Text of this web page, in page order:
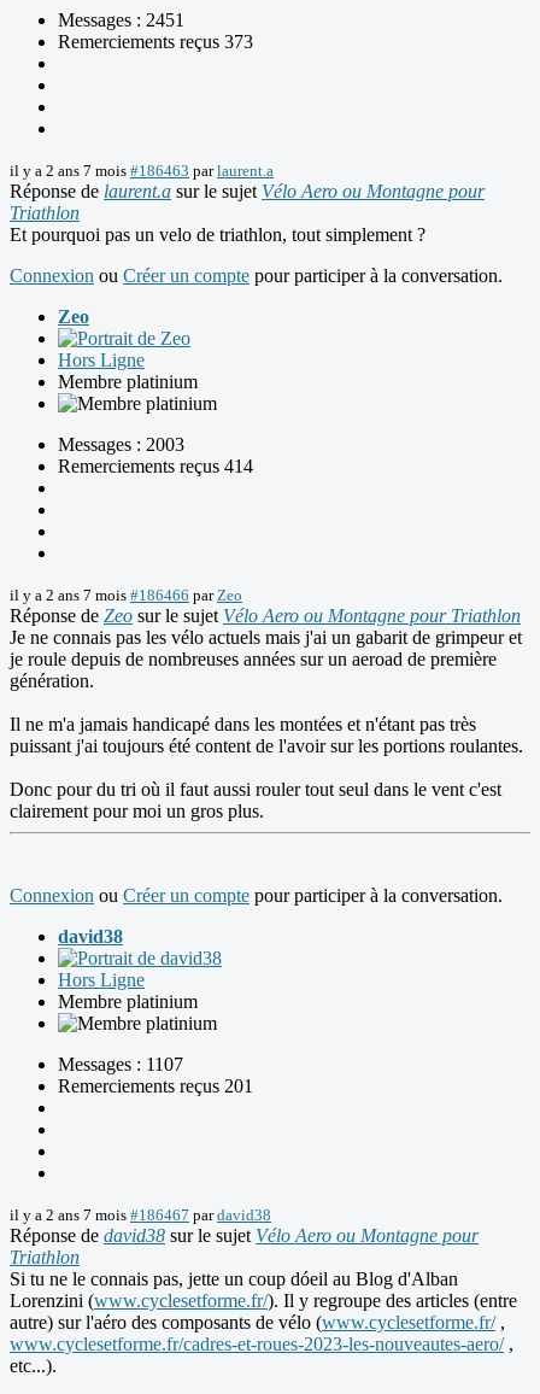
Messages : 2451
Remerciements reçus 373
il y a 2 ans 7 mois #186463 parlaurent.a
Réponse de laurent.a sur le sujet Vélo Aero ou Montagne pour
Triathlon
Et pourquoi pas un velo de triathlon, tout simplement ?
Connexion ou Créer un compte pour participer à la conversation.
Zeo
Hors Ligne
Membre platinium
Messages : 2003
Remerciements reçus 414
il y a 2 ans 7 mois #186466 par Zeo
Réponse de Zeo sur le sujet Vélo Aero ou Montagne pour Triathlon
Je ne connais pas les vélo actuels mais j'ai un gabarit de grimpeur et
je roule depuis de nombreuses années sur un aeroad de première
génération.
Il ne m'a jamais handicapé dans les montées et n'étant pas très
puissant j'ai toujours été content de l'avoir sur les portions roulantes.
Donc pour du tri où il faut aussi rouler tout seul dans le vent c'est
clairement pour moi un gros plus.
Connexion ou Créer un compte pour participer à la conversation.
david38
Hors Ligne
Membre platinium
Messages : 1107
Remerciements reçus 201
il y a 2 ans 7 mois #186467 pardavid38
Réponse de david38 sur le sujet Vélo Aero ou Montagne pour
Triathlon
Si tu ne le connais pas, jette un coup dóeil au Blog d'Alban
Lorenzini (www.cyclesetforme.fr/). Il y regroupe des articles (entre
autre) sur l'aéro des composants de vélo (www.cyclesetforme.fr/,
www.cyclesetforme.fr/cadres-et-roues-2023-les-nouveautes-aero/,
etc...).